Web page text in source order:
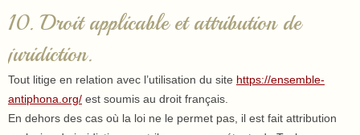
10. Droit applicable et attribution de
juridiction.
Tout litige en relation avec l’utilisation du site https://ensemble-
antiphona.org/ est soumis au droit français.
En dehors des cas où la loi ne le permet pas, il est fait attribution